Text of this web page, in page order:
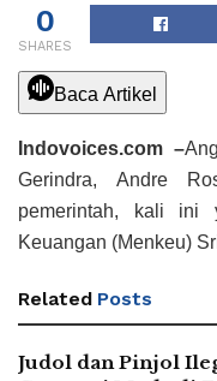
0
SHARES
Baca Artikel
Indovoices.com –
Gerindra, Andre
pemerintah, kali ini
Keuangan (Menkeu)
Related Posts
Judol dan Pinjol